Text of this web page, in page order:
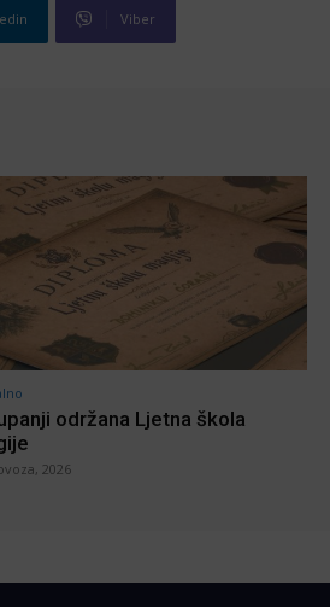
Viber
održana Ljetna škola
2026